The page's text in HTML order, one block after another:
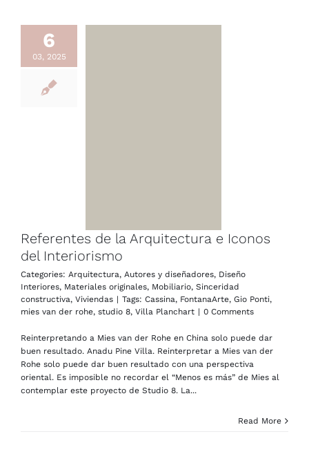
6
03, 2025
Referentes de la Arquitectura e Iconos
del Interiorismo
Categories: Arquitectura, Autores y diseñadores, Diseño
Interiores, Materiales originales, Mobiliario, Sinceridad
constructiva, Viviendas | Tags: Cassina, FontanaArte, Gio Ponti,
mies van der rohe, studio 8, Villa Planchart | 0 Comments
Reinterpretando a Mies van der Rohe en China solo puede dar
buen resultado. Anadu Pine Villa. Reinterpretar a Mies van der
Rohe solo puede dar buen resultado con una perspectiva
oriental. Es imposible no recordar el “Menos es más” de Mies al
contemplar este proyecto de Studio 8. La...
Read More